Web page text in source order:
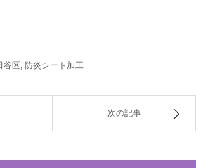
谷区 防炎シート加工
次の記事